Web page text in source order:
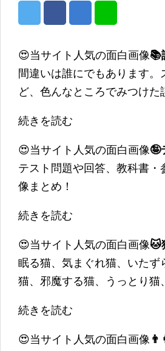
😍当サイト人気の面白画像📚
間違いは誰にでもあります
ど、色んなところでみつけ
続きを読む
😍当サイト人気の面白画像🤪
テスト問題や回答、教科書
像まとめ！
続きを読む
😍当サイト人気の面白画像🐱
眠る猫、気まぐれ猫、いた
猫、邪魔する猫、うっとり
続きを読む
😍当サイト人気の面白画像